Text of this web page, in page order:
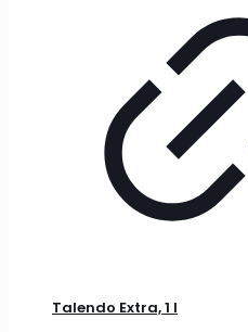
Talendo Extra, 1 l